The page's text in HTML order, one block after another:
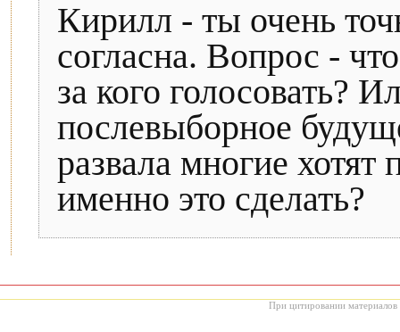
Кирилл - ты очень
согласна. Вопрос -
за кого голосовать?
послевыборное
развала многие хотят
именно это сделать?
При цитировании материалов